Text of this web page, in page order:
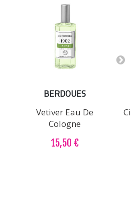
BERDOUES
Vetiver Eau De
Cologne
15,50 €